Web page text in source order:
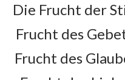
22. April
Als Patronat für die
Chemnitzer die Hl.
Die Frucht der
Frucht des
Frucht des